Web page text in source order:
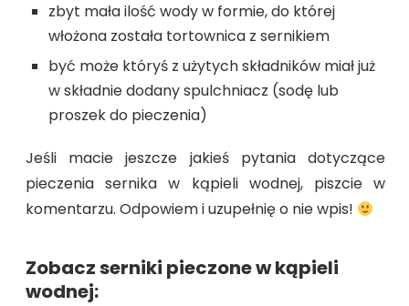
zbyt mała ilość wody w formie, do której
włożona została tortownica z sernikiem
być może któryś z użytych składników miał już
w składnie dodany spulchniacz (sodę lub
proszek do pieczenia)
Jeśli macie jeszcze jakieś pytania dotyczące
pieczenia sernika w kąpieli wodnej, piszcie w
komentarzu. Odpowiem i uzupełnię o nie wpis!
Zobacz serniki pieczone w kąpieli
wodnej: